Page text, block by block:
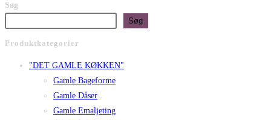
Søg
Søg
Produktkategorier
"DET GAMLE KØKKEN"
Gamle Bageforme
Gamle Dåser
Gamle Emaljeting